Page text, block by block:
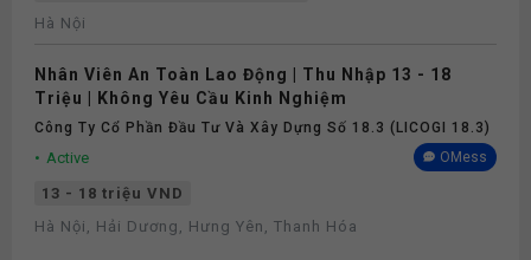
Hà Nội
Nhân Viên An Toàn Lao Động | Thu Nhập 13 - 18
Triệu | Không Yêu Cầu Kinh Nghiệm
Công Ty Cổ Phần Đầu Tư Và Xây Dựng Số 18.3 (LICOGI 18.3)
Active OMess
13 - 18 triệu VND
Hà Nội, Hải Dương, Hưng Yên, Thanh Hóa